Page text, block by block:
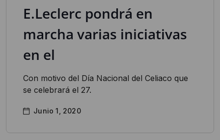
E.Leclerc pondrá en
marcha varias iniciativas
en el
Con motivo del Día Nacional del Celiaco que
se celebrará el 27.
Junio 1, 2020